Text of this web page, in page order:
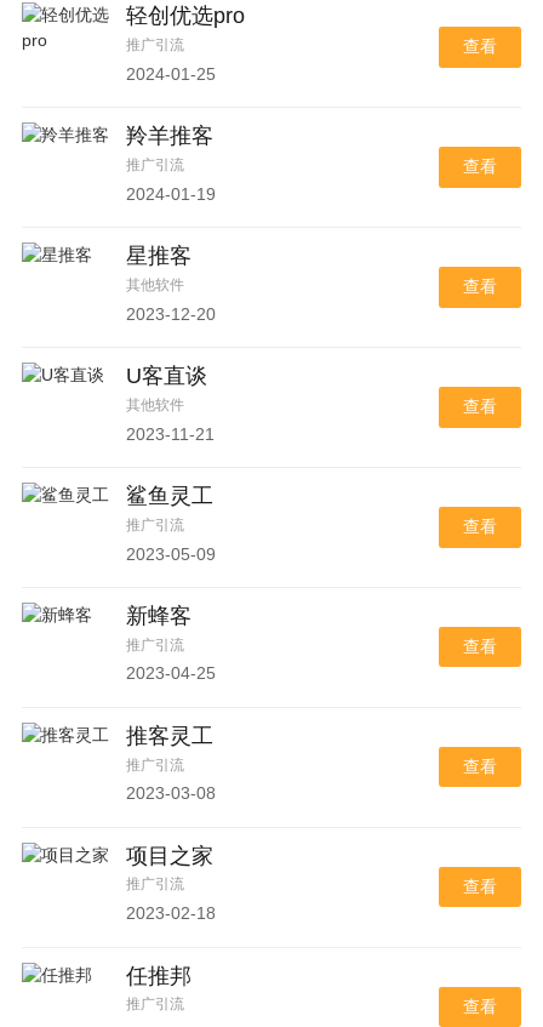
轻创优选pro
推广引流
2024-01-25
查看
羚羊推客
推广引流
2024-01-19
查看
星推客
其他软件
2023-12-20
查看
U客直谈
其他软件
2023-11-21
查看
鲨鱼灵工
推广引流
2023-05-09
查看
新蜂客
推广引流
2023-04-25
查看
推客灵工
推广引流
2023-03-08
查看
项目之家
推广引流
2023-02-18
查看
任推邦
推广引流 查看